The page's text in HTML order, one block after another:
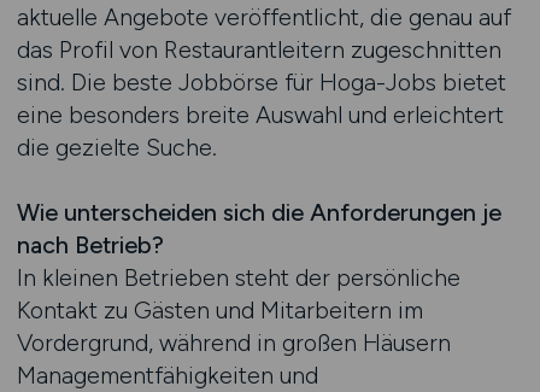
aktuelle Angebote veröffentlicht, die genau auf
das Profil von Restaurantleitern zugeschnitten
sind. Die beste Jobbörse für Hoga-Jobs bietet
eine besonders breite Auswahl und erleichtert
die gezielte Suche.
Wie unterscheiden sich die Anforderungen je
nach Betrieb?
In kleinen Betrieben steht der persönliche
Kontakt zu Gästen und Mitarbeitern im
Vordergrund, während in großen Häusern
Managementfähigkeiten und